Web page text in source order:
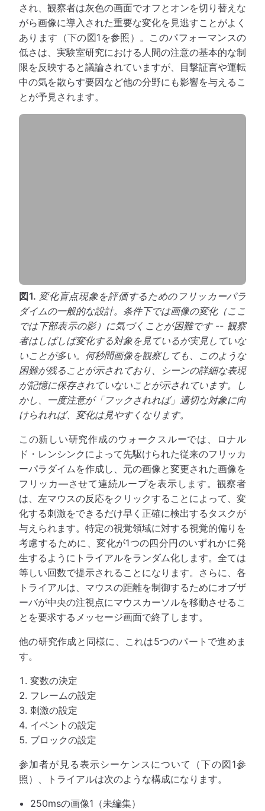
され、観察者は灰色の画面でオフとオンを切り替えな
がら画像に導入された重要な変化を見逃すことがよく
あります（下の図1を参照）。このパフォーマンスの
低さは、実験室研究における人間の注意の基本的な制
限を反映すると議論されていますが、目撃証言や運転
中の気を散らす要因など他の分野にも影響を与えるこ
とが予見されます。
図1. 変化盲点現象を評価するためのフリッカーパラ
ダイムの一般的な設計。条件下では画像の変化（ここ
では下部表示の影）に気づくことが困難です -- 観察
者はしばしば変化する対象を見ているが実見していな
いことが多い。何秒間画像を観察しても、このような
困難が残ることが示されており、シーンの詳細な表現
が記憶に保存されていないことが示されています。し
かし、一度注意が「フックされれば」適切な対象に向
けられれば、変化は見やすくなります。
この新しい研究作成のウォークスルーでは、ロナル
ド・レンシンクによって先駆けられた従来のフリッカ
ーパラダイムを作成し、元の画像と変更された画像を
フリッカ―させて連続ループを表示します。観察者
は、左マウスの反応をクリックすることによって、変
化する刺激をできるだけ早く正確に検出するタスクが
与えられます。特定の視覚領域に対する視覚的偏りを
考慮するために、変化が1つの四分円のいずれかに発
生するようにトライアルをランダム化します。全ては
等しい回数で提示されることになります。さらに、各
トライアルは、マウスの距離を制御するためにオブザ
ーバが中央の注視点にマウスカーソルを移動させるこ
とを要求するメッセージ画面で終了します。
他の研究作成と同様に、これは5つのパートで進めま
す。
変数の決定
フレームの設定
刺激の設定
イベントの設定
ブロックの設定
参加者が見る表示シーケンスについて（下の図1参
照）、トライアルは次のような構成になります。
250msの画像1（未編集）